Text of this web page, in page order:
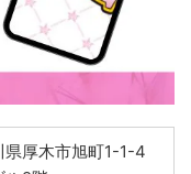
県厚木市旭町1-1-4